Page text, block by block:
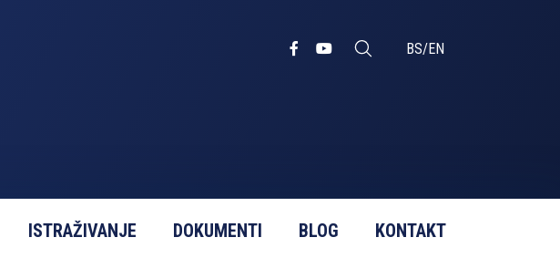
BS/EN
ISTRAŽIVANJE DOKUMENTI BLOG KONTAKT